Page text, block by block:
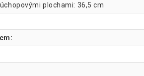
plochami: 36,5 cm